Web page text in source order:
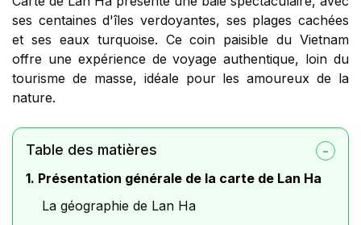
ses centaines d'îles verdoyantes, ses plages cachées
et ses eaux turquoise. Ce coin paisible du Vietnam
offre une expérience de voyage authentique, loin du
tourisme de masse, idéale pour les amoureux de la
nature.
Table des matières
1. Présentation générale de la carte de Lan Ha
La géographie de Lan Ha